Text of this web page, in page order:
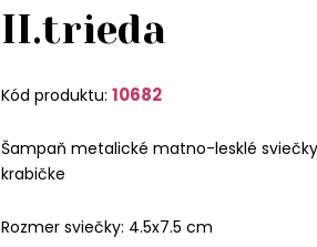
II.trieda
Kód produktu: 10682
Šampaň metalické matno-lesklé
krabičke
Rozmer sviečky: 4.5x7.5 cm